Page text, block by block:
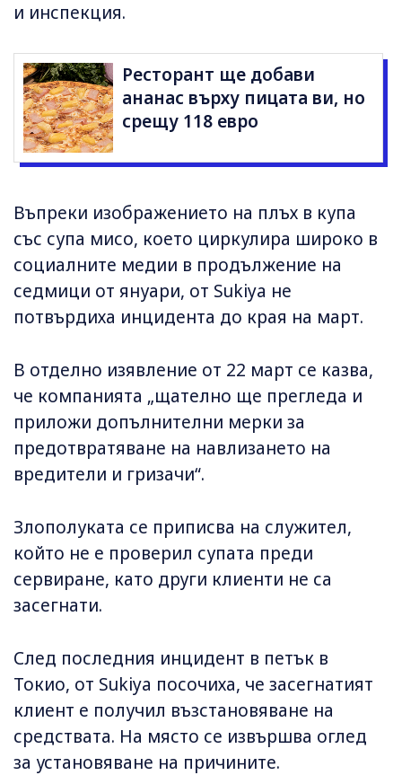
и инспекция.
Ресторант ще добави
ананас върху пицата ви, но
срещу 118 евро
Въпреки изображението на плъх в купа
със супа мисо, което циркулира широко в
социалните медии в продължение на
седмици от януари, от Sukiya не
потвърдиха инцидента до края на март.
В отделно изявление от 22 март се казва,
че компанията „щателно ще прегледа и
приложи допълнителни мерки за
предотвратяване на навлизането на
вредители и гризачи“.
Злополуката се приписва на служител,
който не е проверил супата преди
сервиране, като други клиенти не са
засегнати.
След последния инцидент в петък в
Токио, от Sukiya посочиха, че засегнатият
клиент е получил възстановяване на
средствата. На място се извършва оглед
за установяване на причините.